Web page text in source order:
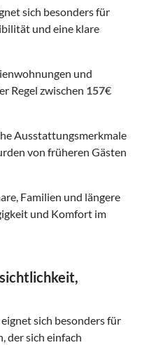
sich besonders für
und eine klare
und
Regel zwischen 157€
Ausstattungsmerkmale
von früheren Gästen
Familien und längere
und Komfort im
eignet sich besonders für
der sich einfach